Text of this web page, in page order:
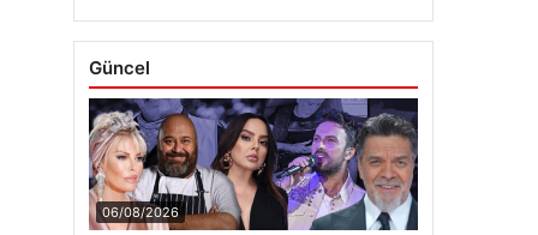
Güncel
06/08/2026